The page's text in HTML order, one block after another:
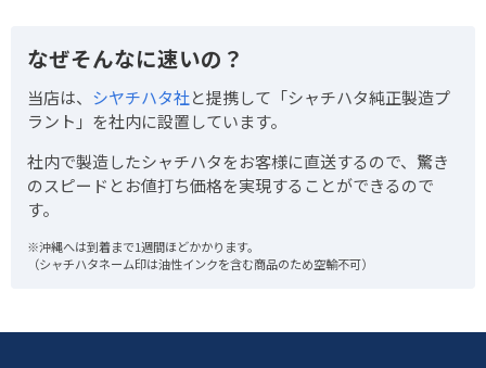
なぜそんなに速いの？
当店は、 シヤチハタ社と提携して「シャチハタ純正製造プ
ラント」を社内に設置しています。
社内で製造したシャチハタをお客様に直送するので、驚き
のスピードとお値打ち価格を実現することができるので
す。
※沖縄へは到着まで1週間ほどかかります。
（シャチハタネーム印は油性インクを含む商品のため空輸不可）